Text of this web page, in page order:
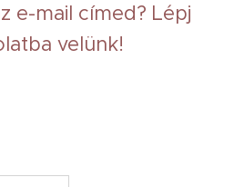
e-mail címed? Lépj
velünk!